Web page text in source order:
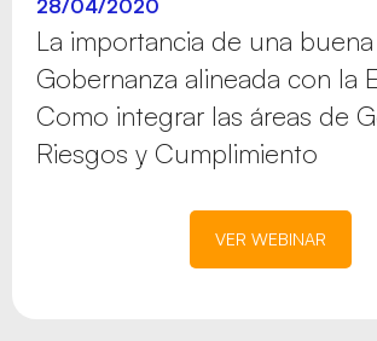
28/04/2020
La importancia de una buena
Gobernanza alineada con la
Como integrar las áreas de
Riesgos y Cumplimiento
VER WEBINAR